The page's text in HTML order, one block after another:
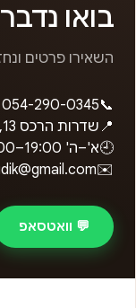
בואו נדבר
השאירו פרטים
📞
054-290-0345
📍 שדרות הרכס 13, מודיעין-מכבים-רעות
🕘א'–ה'
✉️
💬 וואטסאפ